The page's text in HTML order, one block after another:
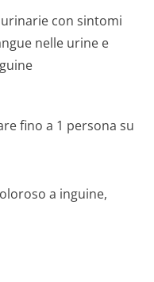
con sintomi
nelle urine e
fino a 1 persona su
a inguine,